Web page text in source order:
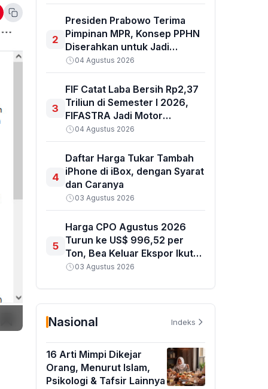
2
Presiden Prabowo Terima
Pimpinan MPR, Konsep PPHN
Diserahkan untuk Jadi
Pedoman Pembangunan
Jangka Panjang
04 Agustus 2026
3
FIF Catat Laba Bersih Rp2,37
Triliun di Semester I 2026,
FIFASTRA Jadi Motor
Penggerak
04 Agustus 2026
4
Daftar Harga Tukar Tambah
iPhone di iBox, dengan Syarat
dan Caranya
03 Agustus 2026
5
Harga CPO Agustus 2026
Turun ke US$ 996,52 per
Ton, Bea Keluar Ekspor Ikut
Terkoreksi
03 Agustus 2026
Nasional Indeks
16 Arti Mimpi Dikejar
Orang, Menurut Islam,
Psikologi & Tafsir Lainnya